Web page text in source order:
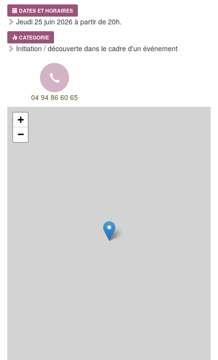
DATES ET HORAIRES
Jeudi 25 juin 2026 à partir de 20h.
CATEGORIE
Initiation / découverte dans le cadre d'un événement
04 94 86 60 65
+
−